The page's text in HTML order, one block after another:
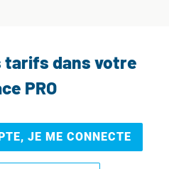
tarifs dans votre
PRO
JE ME CONNECTE